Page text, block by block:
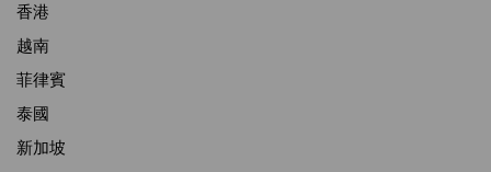
香港
越南
菲律賓
泰國
新加坡